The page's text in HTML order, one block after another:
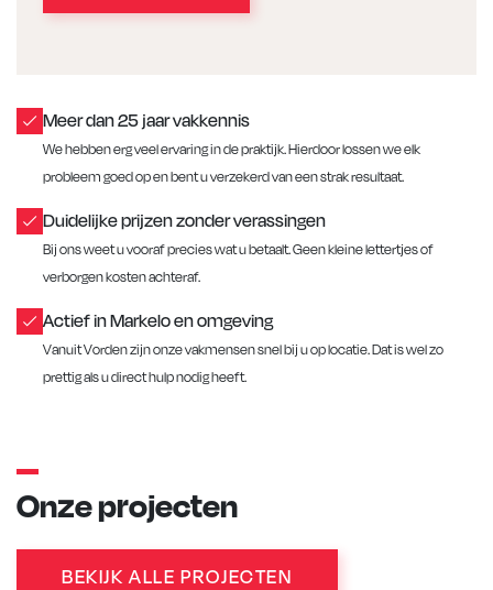
Meer dan 25 jaar vakkennis
We hebben erg veel ervaring in de praktijk. Hierdoor lossen we elk
probleem goed op en bent u verzekerd van een strak resultaat.
Duidelijke prijzen zonder verassingen
Bij ons weet u vooraf precies wat u betaalt. Geen kleine lettertjes of
verborgen kosten achteraf.
Actief in Markelo en omgeving
Vanuit Vorden zijn onze vakmensen snel bij u op locatie. Dat is wel zo
prettig als u direct hulp nodig heeft.
Onze projecten
BEKIJK ALLE PROJECTEN